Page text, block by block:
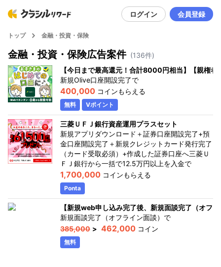
ログイン 会員登録
トップ 金融・投資・保険
金融・投資・保険広告案件 (136件)
【今日まで最高還元！合計8000円相当】【親権
新規Olive口座開設完了で
400,000 コインもらえる
無料 Vポイント
三菱ＵＦＪ銀行資産運用プラスセット
新規アプリダウンロード＋証券口座開設完了+預
金口座開設完了＋新規クレジットカード発行完了
（カード受取必須）+作成した証券口座へ三菱Ｕ
ＦＪ銀行から一括で12.5万円以上を入金で
1,700,000 コインもらえる
Ponta
【新規web申し込み完了後、新規面談完了（オフ
新規面談完了（オフライン面談） で
385,000 > 462,000 コイン
無料